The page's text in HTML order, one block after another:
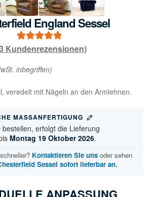
England Sessel
Bewertet mit
basierend auf
2
Kundenrezensionen)
inbegriffen)
veredelt mit Nägeln an den Armlehnen.
MASSANFERTIGUNG
erfolgt die Lieferung
Montag 19 Oktober 2026.
Kontaktieren Sie unsoder sehen
Sessel sofort lieferbar an.